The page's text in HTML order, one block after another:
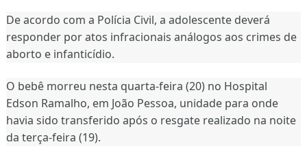
De acordo com a Polícia Civil, a adolescente deverá
responder por atos infracionais análogos aos crimes de
aborto e infanticídio.
O bebê morreu nesta quarta-feira (20) no Hospital
Edson Ramalho, em João Pessoa, unidade para onde
havia sido transferido após o resgate realizado na noite
da terça-feira (19).